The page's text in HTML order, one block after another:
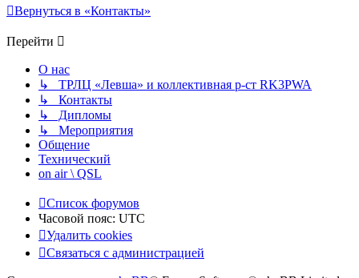
Вернуться в «Контакты»
Перейти
О нас
↳ ТРЛЦ «Левша» и коллективная р-ст RK3PWA
↳ Контакты
↳ Дипломы
↳ Мероприятия
Общение
Технический
on air \ QSL
Список форумов
Часовой пояс: UTC
Удалить cookies
Связаться с администрацией